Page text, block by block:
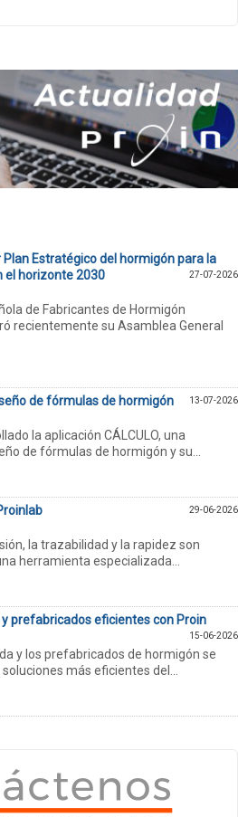
Plan Estratégico del hormigón para la
el horizonte 2030
27-07-2026
de Fabricantes de Hormigón
recientemente su Asamblea General
de fórmulas de hormigón 13-07-2026
la aplicación CÁLCULO, una
de fórmulas de hormigón y su...
29-06-2026
la trazabilidad y la rapidez son
herramienta especializada...
prefabricados eficientes con Proin
15-06-2026
y los prefabricados de hormigón se
más eficientes del...